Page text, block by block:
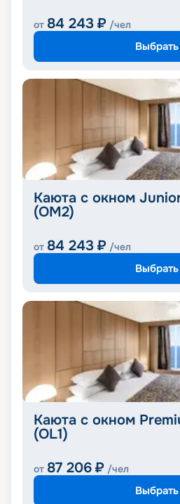
от 84 243 ₽ /чел
Выбрать
Каюта с окном
(OM2)
от 84 243 ₽ /чел
Выбрать
Каюта с окном
(OL1)
от 87 206 ₽ /чел
Выбрать